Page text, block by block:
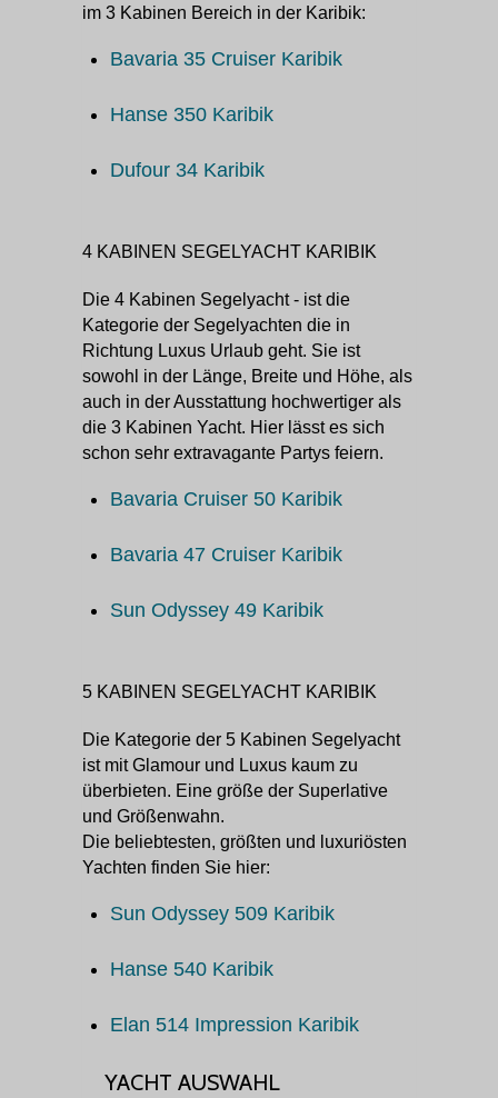
im 3 Kabinen Bereich in der Karibik:
Bavaria 35 Cruiser Karibik
Hanse 350 Karibik
Dufour 34 Karibik
4 KABINEN SEGELYACHT KARIBIK
Die 4 Kabinen Segelyacht - ist die
Kategorie der Segelyachten die in
Richtung Luxus Urlaub geht. Sie ist
sowohl in der Länge, Breite und Höhe, als
auch in der Ausstattung hochwertiger als
die 3 Kabinen Yacht. Hier lässt es sich
schon sehr extravagante Partys feiern.
Bavaria Cruiser 50 Karibik
Bavaria 47 Cruiser Karibik
Sun Odyssey 49 Karibik
5 KABINEN SEGELYACHT KARIBIK
Die Kategorie der 5 Kabinen Segelyacht
ist mit Glamour und Luxus kaum zu
überbieten. Eine größe der Superlative
und Größenwahn.
Die beliebtesten, größten und luxuriösten
Yachten finden Sie hier:
Sun Odyssey 509 Karibik
Hanse 540 Karibik
Elan 514 Impression Karibik
YACHT AUSWAHL